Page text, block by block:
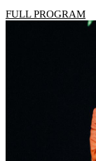
FULL PROGRAM